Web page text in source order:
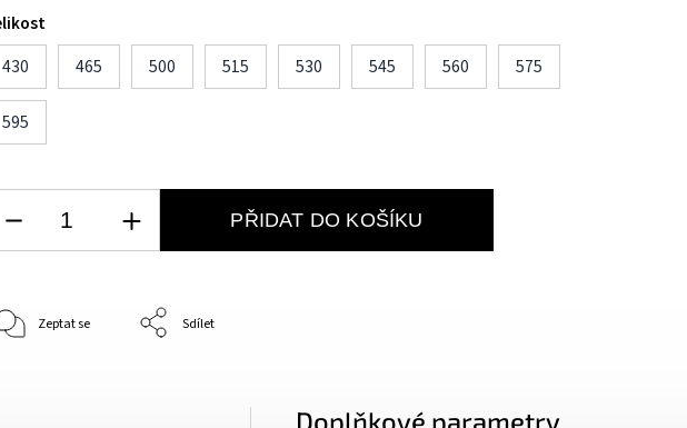
430
465 500 515 530 545 560 575
595
PŘIDAT DO KOŠÍKU
Zeptat se Sdílet
Doplňkové parametry